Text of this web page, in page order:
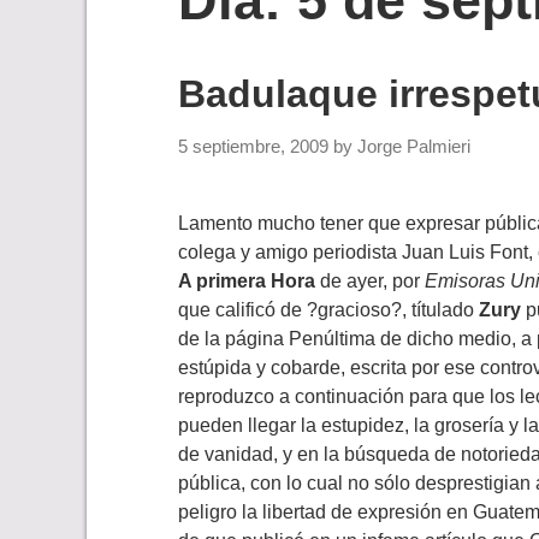
Badulaque
5 septiembre, 2009 by Jorge Palmieri
Lamento mucho tener que expresar
colega y amigo periodista Juan Luis Font,
A primera Hora de ayer, por Emisoras
que calificó de ?gracioso?, títulado Zury
de la página Penúltima de dicho medio,
estúpida y cobarde, escrita por ese
reproduzco a continuación para que los
pueden llegar la estupidez, la grosería y
de vanidad, y en la búsqueda de
pública, con lo cual no sólo
peligro la libertad de expresión en